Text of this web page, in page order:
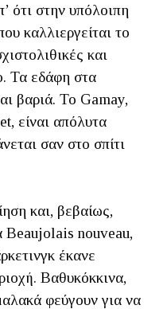
ότι στην υπόλοιπη
καλλιεργείται το
και
Τα εδάφη στα
βαριά. Το Gamay,
είναι απόλυτα
σαν στο σπίτι
και, βεβαίως,
Beaujolais nouveau,
έκανε
Βαθυκόκκινα,
φεύγουν για να